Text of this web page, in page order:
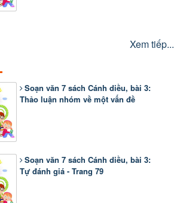
Xem tiếp...
Soạn văn 7 sách Cánh diều, bài 3:
Thảo luận nhóm về một vấn đề
Soạn văn 7 sách Cánh diều, bài 3:
Tự đánh giá - Trang 79